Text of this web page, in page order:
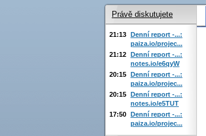
Právě diskutujete
21:13 Denní report -...:
paiza.io/projec...
21:12 Denní report -...:
notes.io/e6qyW
20:15 Denní report -...:
paiza.io/projec...
20:15 Denní report -...:
notes.io/e5TUT
17:50 Denní report -...:
paiza.io/projec...